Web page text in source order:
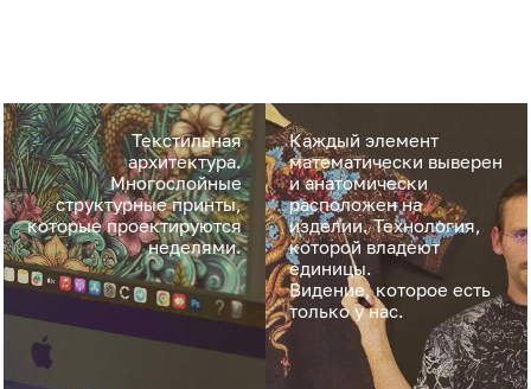
Текстильная
архитектура.
Многослойные
структурные принты,
которые проектируются
неделями.
Каждый элемент
математически выверен
и анатомически
расположен на
изделии. Технология,
которой владеют
единицы.
Видение, которое есть
только у нас.